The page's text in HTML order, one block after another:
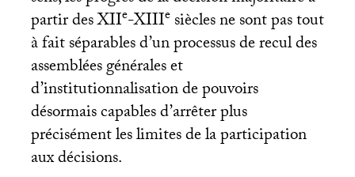
partir desXIIe-XIIIesiècles ne sont pas tout
à fait séparables d’un processus de recul des
assemblées générales et
d’institutionnalisation de pouvoirs
désormais capables d’arrêter plus
précisément les limites de la participation
aux décisions.